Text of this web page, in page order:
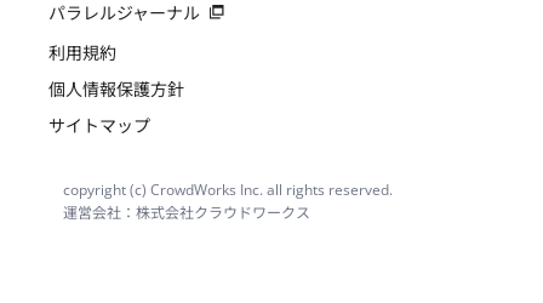
パラレルジャーナル
利用規約
個人情報保護方針
サイトマップ
copyright (c) CrowdWorks Inc. all rights reserved.
運営会社：株式会社クラウドワークス